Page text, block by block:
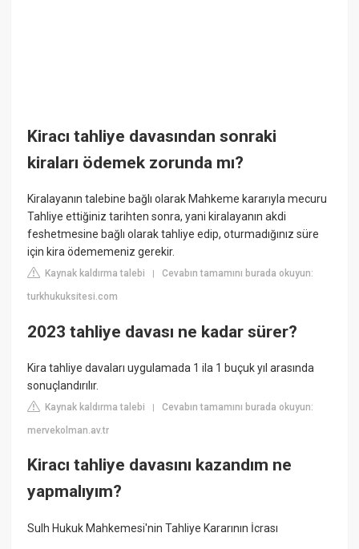
Kiracı tahliye davasından sonraki
kiraları ödemek zorunda mı?
Kiralayanın talebine bağlı olarak Mahkeme kararıyla mecuru
Tahliye ettiğiniz tarihten sonra, yani kiralayanın akdi
feshetmesine bağlı olarak tahliye edip, oturmadığınız süre
için kira ödememeniz gerekir.
Kaynak kaldırma talebi |Cevabın tamamını burada okuyun:
turkhukuksitesi.com
2023 tahliye davası ne kadar sürer?
Kira tahliye davaları uygulamada 1 ila 1 buçuk yıl arasında
sonuçlandırılır.
Kaynak kaldırma talebi |Cevabın tamamını burada okuyun:
mervekolman.av.tr
Kiracı tahliye davasını kazandım ne
yapmalıyım?
Sulh Hukuk Mahkemesi'nin Tahliye Kararının İcrası